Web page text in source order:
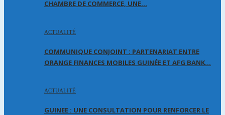
CHAMBRE DE COMMERCE, UNE…
ACTUALITÉ
COMMUNIQUE CONJOINT : PARTENARIAT ENTRE
ORANGE FINANCES MOBILES GUINÉE ET AFG BANK…
ACTUALITÉ
GUINEE : UNE CONSULTATION POUR RENFORCER LE